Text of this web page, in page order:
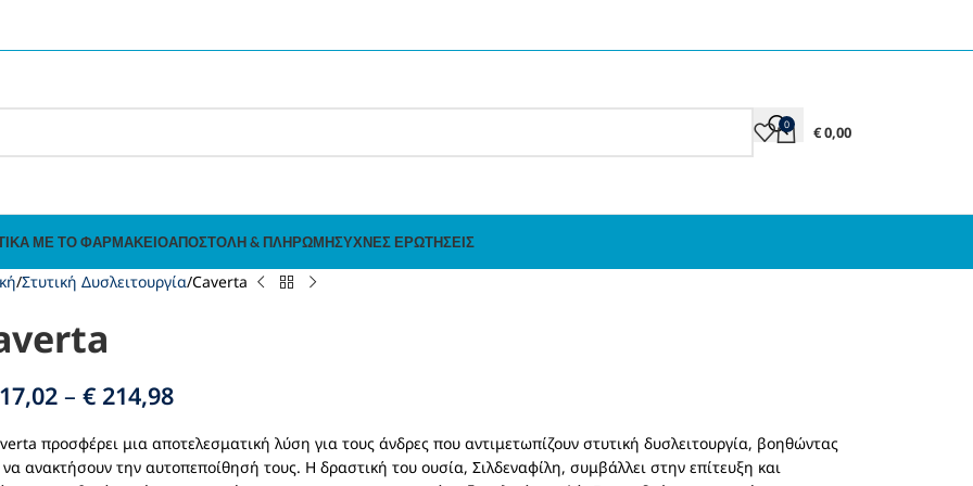
0 €0,00
ΜΕ ΤΟ ΦΑΡΜΑΚΕΊΟΑΠΟΣΤΟΛΉ & ΠΛΗΡΩΜΉΣΥΧΝΈΣ ΕΡΩΤΉΣΕΙΣ
Στυτική Δυσλειτουργία Caverta
– € 214,98
προσφέρει μια αποτελεσματική λύση για τους άνδρες που αντιμετωπίζουν στυτική δυσλειτουργία, βοηθώντας
να ανακτήσουν την αυτοπεποίθησή τους. Η δραστική του ουσία, Σιλδεναφίλη, συμβάλλει στην επίτευξη και